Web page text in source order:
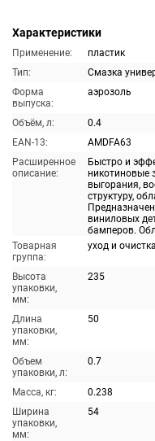
Характеристики
Применение:
пластик
Тип:
Смазка
Форма
выпуска:
аэрозоль
Объём, л:
0.4
EAN-13:
AMDFA63
Расширенное
описание:
Быстро и
никотиновые
выгорания,
структуру,
виниловых
бамперов.
Товарная
группа:
уход и очистка
Высота
упаковки,
мм:
235
Длина
упаковки,
мм:
50
Объем
упаковки, л:
0.7
Масса, кг:
0.238
Ширина
упаковки,
мм:
54